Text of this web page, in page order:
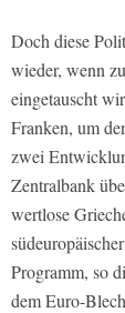
Doch diese
wieder, wenn
eingetauscht
Franken, um
zwei
Zentralbank
wertlose
Programm, so
dem Euro-